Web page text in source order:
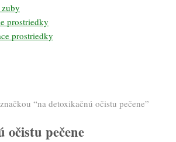
prostriedky
prostriedky
“na detoxikačnú očistu pečene”
očistu pečene